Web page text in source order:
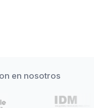
en nosotros